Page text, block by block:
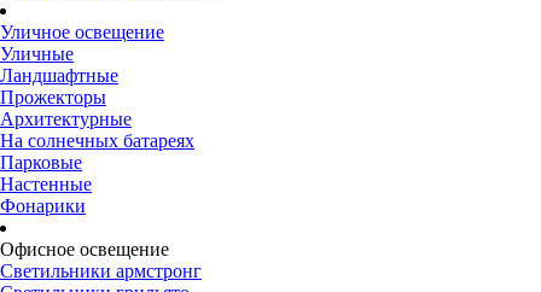
Уличное освещение
Уличные
Ландшафтные
Прожекторы
Архитектурные
На солнечных батареях
Парковые
Настенные
Фонарики
Офисное освещение
Светильники армстронг